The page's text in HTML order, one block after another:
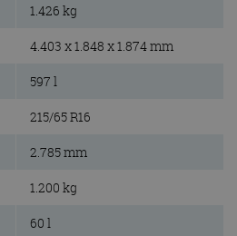
1.426 kg
4.403 x 1.848 x 1.874 mm
597 l
215/65 R16
2.785 mm
1.200 kg
60 l